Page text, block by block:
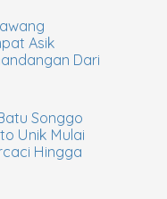
Asik
Dari
Songgo
Unik Mulai
Hingga